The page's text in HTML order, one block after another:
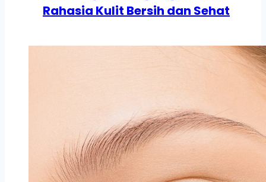
Rahasia Kulit Bersih dan Sehat